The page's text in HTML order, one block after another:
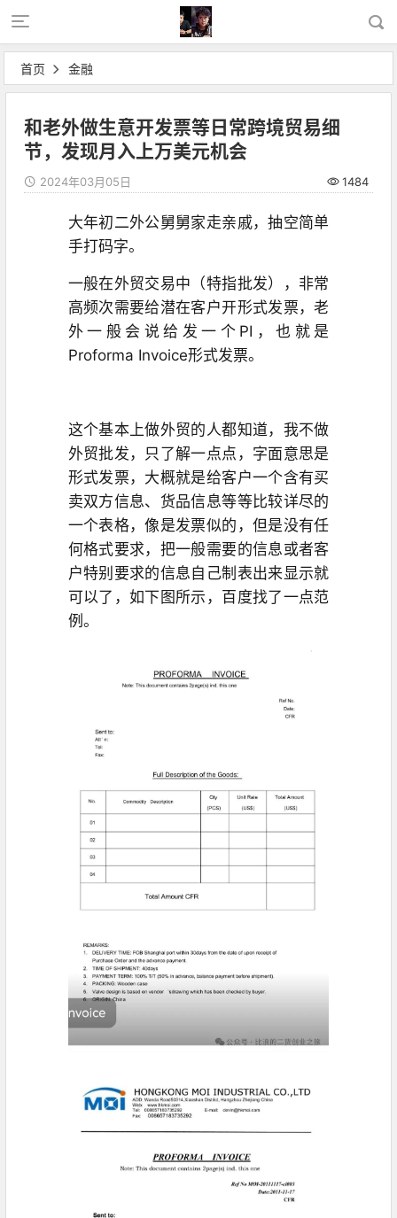
首页 金融
和老外做生意开发票等日常跨境贸易细
节，发现月入上万美元机会
2024年03月05日 1484
大年初二外公舅舅家走亲戚，抽空简单
手打码字。
一般在外贸交易中（特指批发），非常
高频次需要给潜在客户开形式发票，老
外一般会说给发一个PI，也就是
Proforma Invoice形式发票。
这个基本上做外贸的人都知道，我不做
外贸批发，只了解一点点，字面意思是
形式发票，大概就是给客户一个含有买
卖双方信息、货品信息等等比较详尽的
一个表格，像是发票似的，但是没有任
何格式要求，把一般需要的信息或者客
户特别要求的信息自己制表出来显示就
可以了，如下图所示，百度找了一点范
例。